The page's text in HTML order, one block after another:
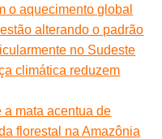
o aquecimento global
alterando o padrão
no Sudeste
climática reduzem
a mata acentua de
florestal na Amazônia